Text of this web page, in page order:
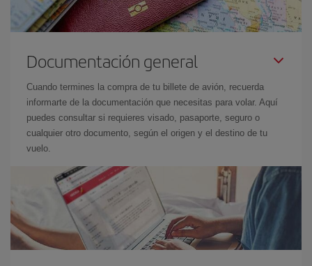
Documentación general
Cuando termines la compra de tu billete de avión, recuerda
informarte de la documentación que necesitas para volar. Aquí
puedes consultar si requieres visado, pasaporte, seguro o
cualquier otro documento, según el origen y el destino de tu
vuelo.